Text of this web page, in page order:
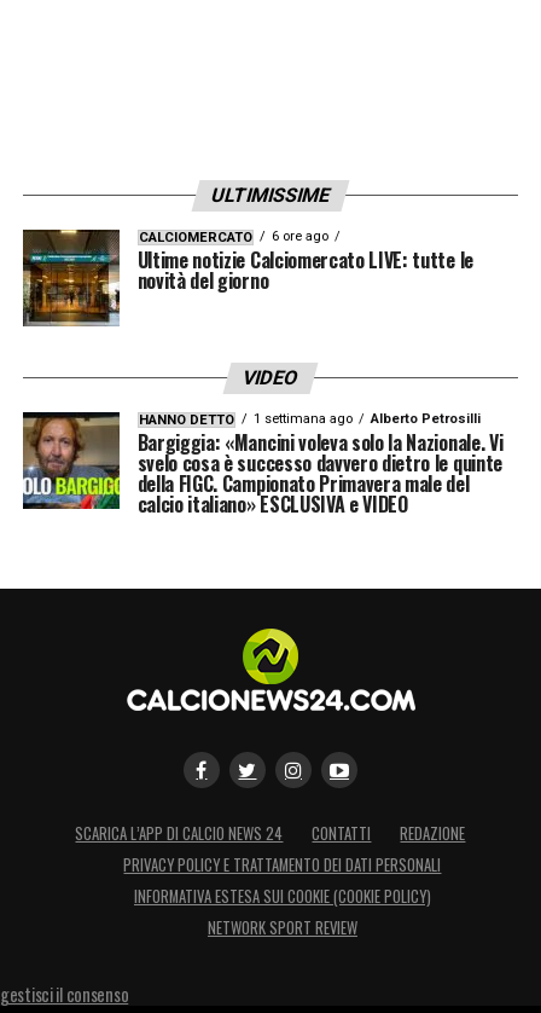
ULTIMISSIME
CALCIOMERCATO 6 ore ago
Ultime notizie Calciomercato LIVE: tutte le
novità del giorno
VIDEO
HANNO DETTO 1 settimana ago Alberto Petrosilli
Bargiggia: «Mancini voleva solo la Nazionale. Vi
svelo cosa è successo davvero dietro le quinte
della FIGC. Campionato Primavera male del
calcio italiano» ESCLUSIVA e VIDEO
SCARICA L’APP DI CALCIO NEWS 24 CONTATTI
REDAZIONE
PRIVACY POLICY E TRATTAMENTO DEI DATI PERSONALI
INFORMATIVA ESTESA SUI COOKIE (COOKIE POLICY)
NETWORK SPORT REVIEW
gestisci il consenso